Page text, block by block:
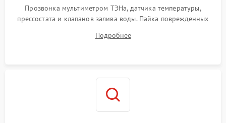
Прозвонка мультиметром ТЭНа, датчика температуры,
прессостата и клапанов залива воды. Пайка поврежденных
Восстановление целостности проводки и контактов.
Подробнее